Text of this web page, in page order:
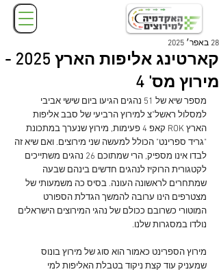
קארטינג אליפות הארץ 2025 -
מירוץ מס' 4
28 באפר׳ 2025
מספר שיא של 51 נהגים הגיעו ביום שישי אביבי
למסלול ראשל"צ למירוץ הרביעי של סבב אליפות
הארץ ROK קאפ 4 פעימות, מירוץ שנערך במתכונת
"גריד ספרינט" הכולל למעשה שני מירוצים. ואם שיא זה
לבדו אינו מספיק, הרי שמתוכם 26 נהגים משתייכים
לקטגורית הרוקיז לנהגים חדשים בינהם שבעה
שמתחרים לראשונה העונה. בסיס כה משמעותי של
מצטרפים הינו ערובה להמשך הגדלת הספורט
המוטורי כשרובם ככולם של נהגי המירוצים הישראלים
נולדו במסגרות שלנו.
מירוץ הספרינט כאמור הוא סוג של מירוץ בונוס
שמעניק עוד קצת ניקוד בטבלת האליפות למי